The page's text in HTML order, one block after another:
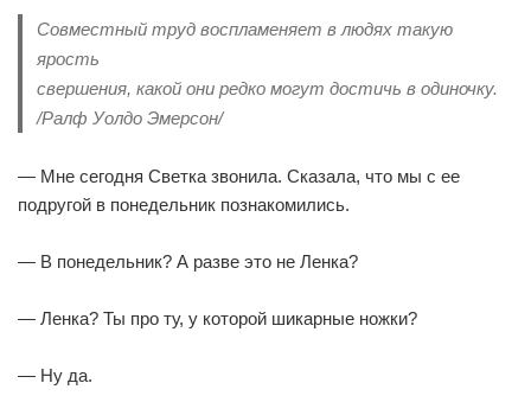
Совместный труд воспламеняет в людях такую
ярость
свершения, какой они редко могут достичь в одиночку.
/Ралф Уолдо Эмерсон/
— Мне сегодня Светка звонила. Сказала, что мы с ее
подругой в понедельник познакомились.
— В понедельник? А разве это не Ленка?
— Ленка? Ты про ту, у которой шикарные ножки?
— Ну да.